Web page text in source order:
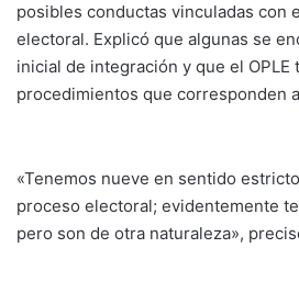
posibles conductas vinculadas con
electoral. Explicó que algunas se
inicial de integración y que el
procedimientos que corresponden
«Tenemos nueve en sentido
proceso electoral; evidentemente
pero son de otra naturaleza»,